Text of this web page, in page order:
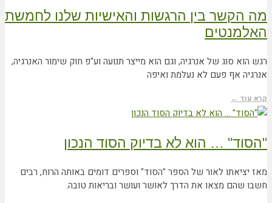
מה הקשר בין הרגשות והאישיות שלנו לחמשת
האלמנטים
רגש הוא סוג של אנרגיה, וגם הוא מייצר תנועה וע"פ חוק שימור האנרגיה,
אנרגיה אף פעם לא נעלמת ואיפה
קרא עוד ←
"הסוד" … הוא לא בדיוק הסוד הנכון
מאז יציאתו לאור של הספר "הסוד" וספרים דומים באותה הרוח, רבים
חשבו שהם מצאו את הדרך לאושר ועושר ובריאות טובה.